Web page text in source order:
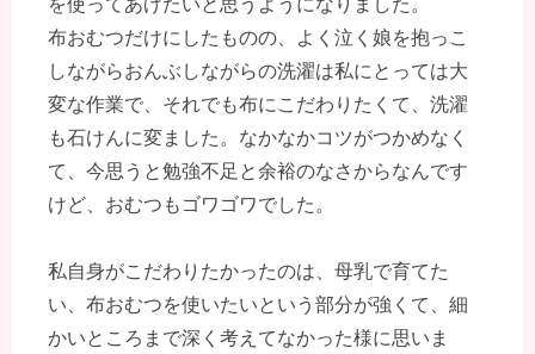
を使ってあげたいと思うようになりました。
布おむつだけにしたものの、よく泣く娘を抱っこ
しながらおんぶしながらの洗濯は私にとっては大
変な作業で、それでも布にこだわりたくて、洗濯
も石けんに変ました。なかなかコツがつかめなく
て、今思うと勉強不足と余裕のなさからなんです
けど、おむつもゴワゴワでした。
私自身がこだわりたかったのは、母乳で育てた
い、布おむつを使いたいという部分が強くて、細
かいところまで深く考えてなかった様に思いま